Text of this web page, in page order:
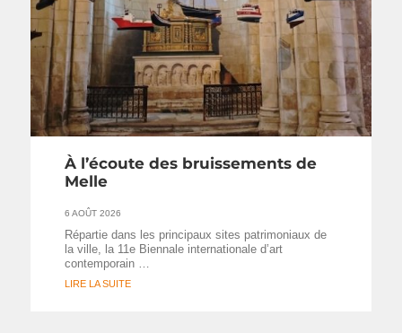
À l’écoute des bruissements de
Melle
6 AOÛT 2026
Répartie dans les principaux sites patrimoniaux de
la ville, la 11e Biennale internationale d’art
contemporain …
LIRE LA SUITE